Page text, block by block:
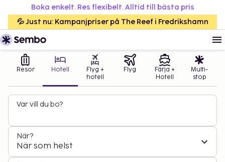
Boka enkelt. Res flexibelt. Alltid till bästa pris
💦 Just nu: Kampanjpriser på The Reef i Fredrikshamn
Resor Hotell
Flyg +
hotell
Flyg
Färja +
Hotell
Multi-
stop
Var vill du bo?
När?
När som helst